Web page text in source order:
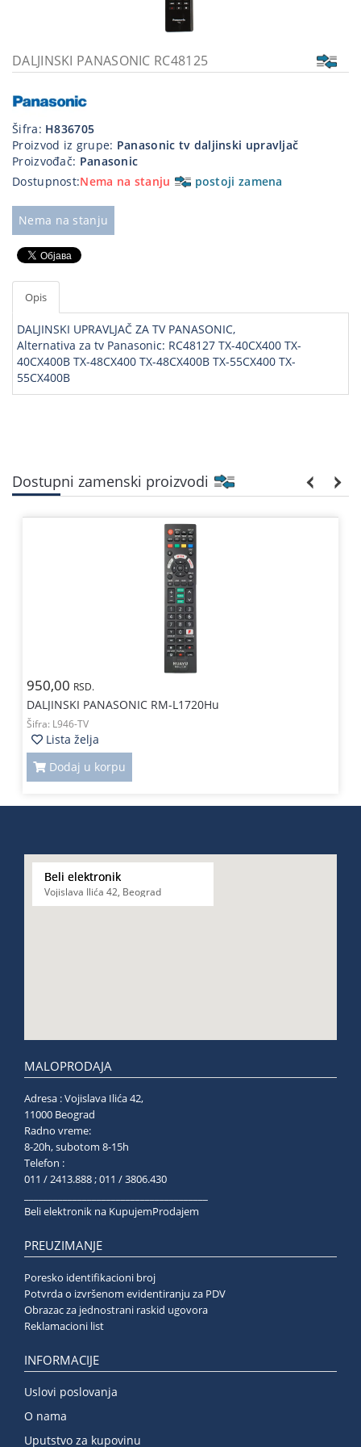
priključci
tehnika
Poslovna
oprema,računari
Strujni
program
DALJINSKI PANASONIC RC48125
Šifra: H836705
Proizvod iz grupe: Panasonic tv daljinski upravljač
Proizvođač: Panasonic
Dostupnost:Nema na stanju postoji zamena
Nema na stanju
Opis
DALJINSKI UPRAVLJAČ ZA TV PANASONIC,
Alternativa za tv Panasonic: RC48127 TX-40CX400 TX-
40CX400B TX-48CX400 TX-48CX400B TX-55CX400 TX-
55CX400B
Dostupni zamenski proizvodi
950,00 RSD.
DALJINSKI PANASONIC RM-L1720Hu
Šifra: L946-TV
Lista želja
Dodaj u korpu
Beli elektronik
Vojislava Ilića 42, Beograd
MALOPRODAJA
Adresa : Vojislava Ilića 42,
11000 Beograd
Radno vreme:
8-20h, subotom 8-15h
Telefon :
011 / 2413.888 ; 011 / 3806.430
Beli elektronik na KupujemProdajem
PREUZIMANJE
Poresko identifikacioni broj
Potvrda o izvršenom evidentiranju za PDV
Obrazac za jednostrani raskid ugovora
Reklamacioni list
INFORMACIJE
Uslovi poslovanja
O nama
Uputstvo za kupovinu